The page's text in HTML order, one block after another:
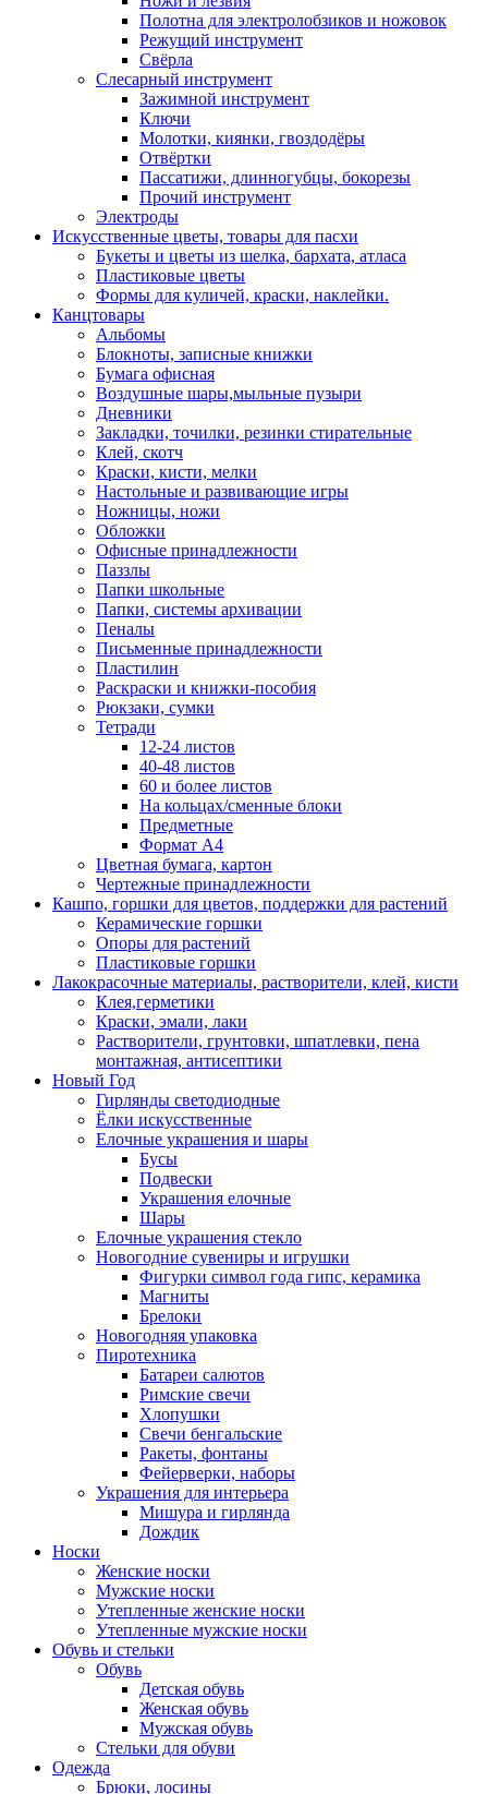
Полотна для электролобзиков и ножовок
Режущий инструмент
Свёрла
Слесарный инструмент
Зажимной инструмент
Ключи
Молотки, киянки, гвоздодёры
Отвёртки
Пассатижи, длинногубцы, бокорезы
Прочий инструмент
Электроды
Искусственные цветы, товары для пасхи
Букеты и цветы из шелка, бархата, атласа
Пластиковые цветы
Формы для куличей, краски, наклейки.
Канцтовары
Альбомы
Блокноты, записные книжки
Бумага офисная
Воздушные шары,мыльные пузыри
Дневники
Закладки, точилки, резинки стирательные
Клей, скотч
Краски, кисти, мелки
Настольные и развивающие игры
Ножницы, ножи
Обложки
Офисные принадлежности
Паззлы
Папки школьные
Папки, системы архивации
Пеналы
Письменные принадлежности
Пластилин
Раскраски и книжки-пособия
Рюкзаки, сумки
Тетради
12-24 листов
40-48 листов
60 и более листов
На кольцах/сменные блоки
Предметные
Формат А4
Цветная бумага, картон
Чертежные принадлежности
Кашпо, горшки для цветов, поддержки для растений
Керамические горшки
Опоры для растений
Пластиковые горшки
Лакокрасочные материалы, растворители, клей, кисти
Клея,герметики
Краски, эмали, лаки
Растворители, грунтовки, шпатлевки, пена
монтажная, антисептики
Новый Год
Гирлянды светодиодные
Ёлки искусственные
Елочные украшения и шары
Бусы
Подвески
Украшения елочные
Шары
Елочные украшения стекло
Новогодние сувениры и игрушки
Фигурки символ года гипс, керамика
Магниты
Брелоки
Новогодняя упаковка
Пиротехника
Батареи салютов
Римские свечи
Хлопушки
Свечи бенгальские
Ракеты, фонтаны
Фейерверки, наборы
Украшения для интерьера
Мишура и гирлянда
Дождик
Носки
Женские носки
Мужские носки
Утепленные женские носки
Утепленные мужские носки
Обувь и стельки
Обувь
Детская обувь
Женская обувь
Мужская обувь
Стельки для обуви
Одежда
Брюки, лосины